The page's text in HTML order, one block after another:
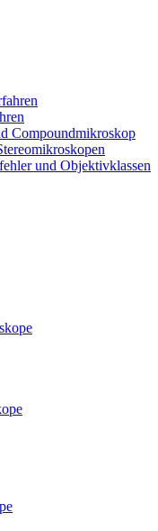
Compoundmikroskop
und Objektivklassen